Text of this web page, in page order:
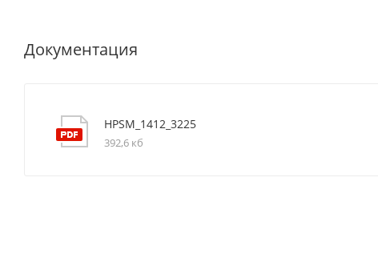
Документация
HPSM_1412_3225
392,6 кб